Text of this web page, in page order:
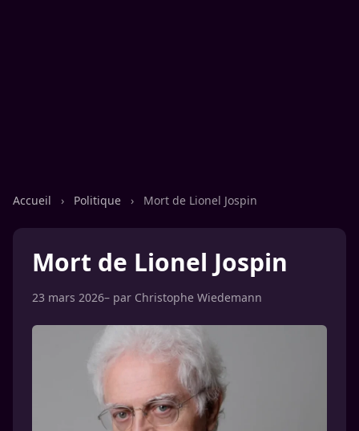
Accueil › Politique › Mort de Lionel Jospin
Mort de Lionel Jospin
23 mars 2026– par Christophe Wiedemann